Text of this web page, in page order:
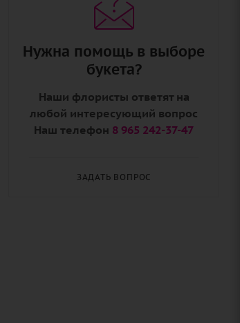
Нужна помощь в выборе
букета?
Наши флористы ответят на
любой интересующий вопрос
Наш телефон 8 965 242-37-47
ЗАДАТЬ ВОПРОС